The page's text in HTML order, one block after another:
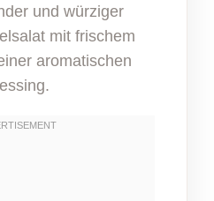
und würziger
mit frischem
aromatischen